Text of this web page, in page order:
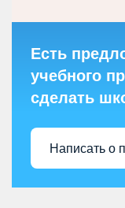
Есть
учебного
сделать
Написать о